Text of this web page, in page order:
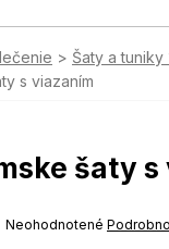
Šaty a tuniky
s viazaním
šaty
Priemerné
Neohodnotené